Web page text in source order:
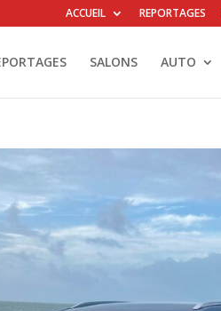
ACCUEIL REPORTAGES
SALONS AUTO